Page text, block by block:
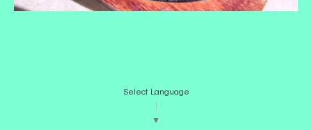
Select Language
▼